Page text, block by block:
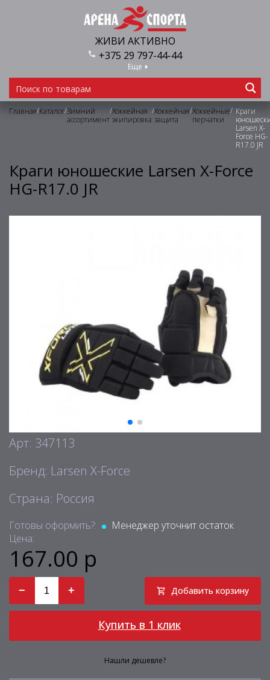
ЖИВИ АКТИВНО
+375 29 797-44-44
Еще
Главная/Каталог/Зимний
ассортимент
/Хоккейная
экипировка
/Хоккейная
защита
/Хоккейные
перчатки
/ Краги
Larsen X-
Force HG-
R17.0 JR
Краги юношеские Larsen X-Force
HG-R17.0 JR
Арт: 347113
Бренд: Larsen X-Force
Страна: Россия
Готовы оформить?:
Менеджер уточнит остаток
Цена:
167.00 р
− + Добавить корзину
Купить в 1 клик
Нашли дешевле?